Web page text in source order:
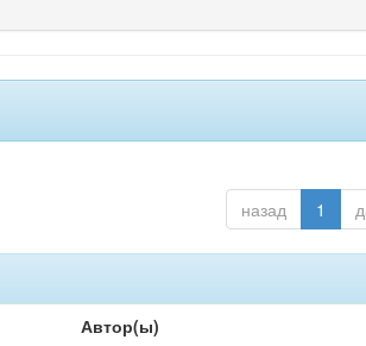
назад 1
Автор(ы)